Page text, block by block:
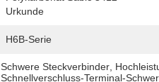
Urkunde
H6B-Serie
Schwere Steckverbinder
Schnellverschluss-Terminal-